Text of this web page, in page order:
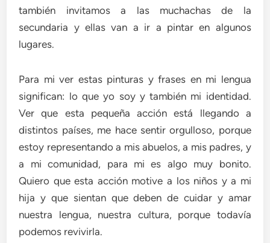
también invitamos a las muchachas de la
secundaria y ellas van a ir a pintar en algunos
lugares.
Para mi ver estas pinturas y frases en mi lengua
significan: lo que yo soy y también mi identidad.
Ver que esta pequeña acción está llegando a
distintos países, me hace sentir orgulloso, porque
estoy representando a mis abuelos, a mis padres, y
a mi comunidad, para mi es algo muy bonito.
Quiero que esta acción motive a los niños y a mi
hija y que sientan que deben de cuidar y amar
nuestra lengua, nuestra cultura, porque todavía
podemos revivirla.